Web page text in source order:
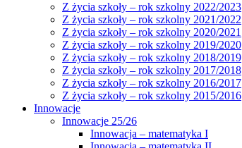
Z życia szkoły – rok szkolny 2022/2023
Z życia szkoły – rok szkolny 2021/2022
Z życia szkoły – rok szkolny 2020/2021
Z życia szkoły – rok szkolny 2019/2020
Z życia szkoły – rok szkolny 2018/2019
Z życia szkoły – rok szkolny 2017/2018
Z życia szkoły – rok szkolny 2016/2017
Z życia szkoły – rok szkolny 2015/2016
Innowacje
Innowacje 25/26
Innowacja – matematyka I